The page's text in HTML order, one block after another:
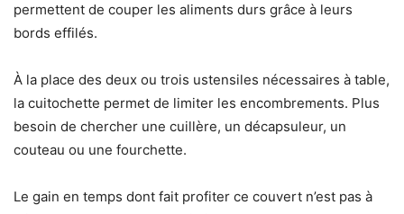
permettent de couper les aliments durs grâce à leurs
bords effilés.
À la place des deux ou trois ustensiles nécessaires à table,
la cuitochette permet de limiter les encombrements. Plus
besoin de chercher une cuillère, un décapsuleur, un
couteau ou une fourchette.
Le gain en temps dont fait profiter ce couvert n’est pas à